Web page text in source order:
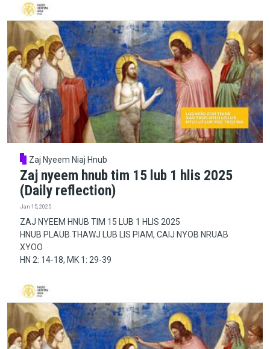
Zaj Nyeem Niaj Hnub
Zaj nyeem hnub tim 15 lub 1 hlis 2025
(Daily reflection)
Jan 15, 2025
ZAJ NYEEM HNUB TIM 15 LUB 1 HLIS 2025
HNUB PLAUB THAWJ LUB LIS PIAM, CAIJ NYOB NRUAB
XYOO
HN 2: 14-18, MK 1: 29-39